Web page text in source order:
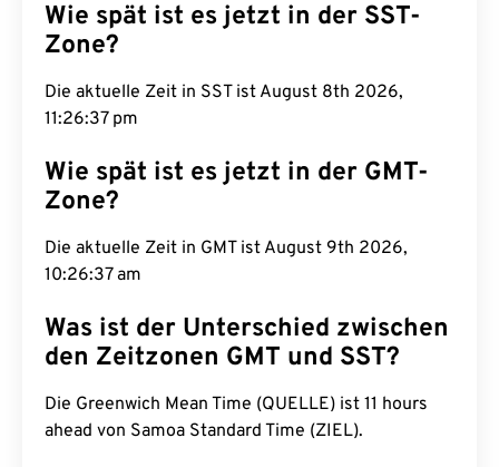
Wie spät ist es jetzt in der SST-
Zone?
Die aktuelle Zeit in SST ist August 8th 2026,
11:26:38 pm
Wie spät ist es jetzt in der GMT-
Zone?
Die aktuelle Zeit in GMT ist August 9th 2026,
10:26:38 am
Was ist der Unterschied zwischen
den Zeitzonen GMT und SST?
Die Greenwich Mean Time (QUELLE) ist 11 hours
ahead von Samoa Standard Time (ZIEL).